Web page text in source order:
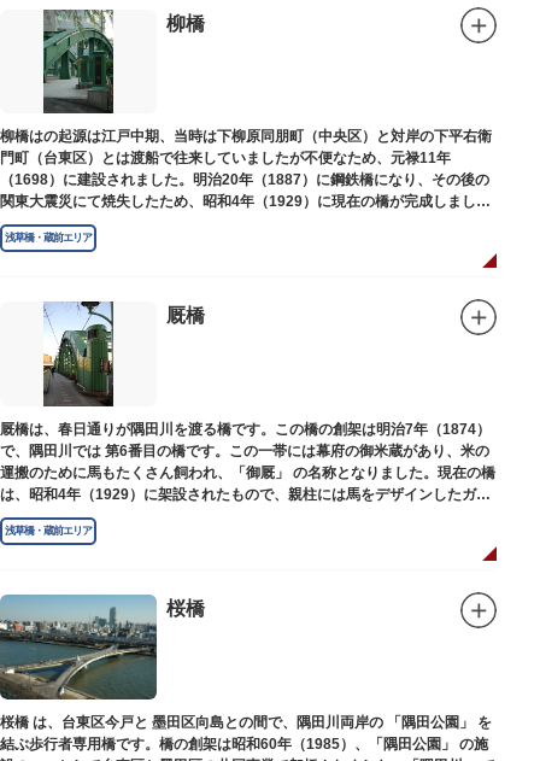
柳橋
柳橋はの起源は江戸中期、当時は下柳原同朋町（中央区）と対岸の下平右衛
門町（台東区）とは渡船で往来していましたが不便なため、元禄11年
（1698）に建設されました。明治20年（1887）に鋼鉄橋になり、その後の
関東大震災にて焼失したため、昭和4年（1929）に現在の橋が完成しまし
た。
浅草橋・蔵前エリア
厩橋
厩橋は、春日通りが隅田川を渡る橋です。この橋の創架は明治7年（1874）
で、隅田川では 第6番目の橋です。この一帯には幕府の御米蔵があり、米の
運搬のために馬もたくさん飼われ、「御厩」 の名称となりました。現在の橋
は、昭和4年（1929）に架設されたもので、親柱には馬をデザインしたガラ
ス細工が組み込まれています。
浅草橋・蔵前エリア
桜橋
桜橋 は、台東区今戸と 墨田区向島との間で、隅田川両岸の 「隅田公園」 を
結ぶ歩行者専用橋です。橋の創架は昭和60年（1985）、「隅田公園」 の施